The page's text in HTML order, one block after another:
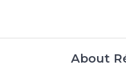
About